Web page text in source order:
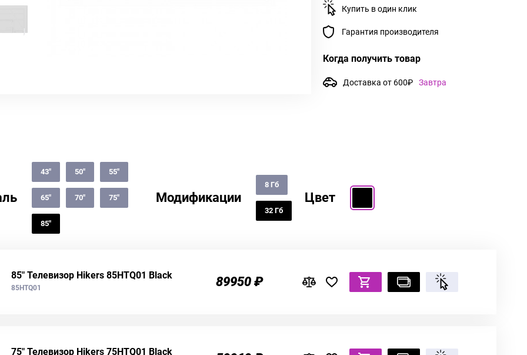
Купить в один клик
Гарантия производителя
Когда получить товар
Доставка от 600₽ Завтра
43" 50" 55"
65" 70" 75"
85"
Модификации
8 Гб
32 Гб
Цвет
85" Телевизор Hikers 85HTQ01 Black
85HTQ01 89950 ₽
75" Телевизор Hikers 75HTQ01 Black